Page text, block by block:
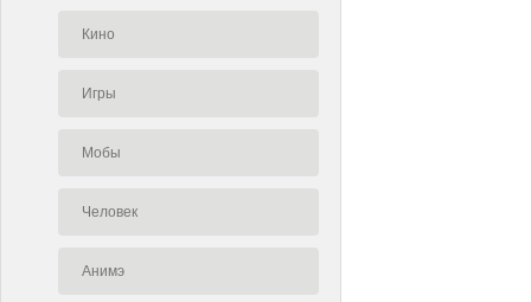
Кино
Игры
Мобы
Человек
Анимэ